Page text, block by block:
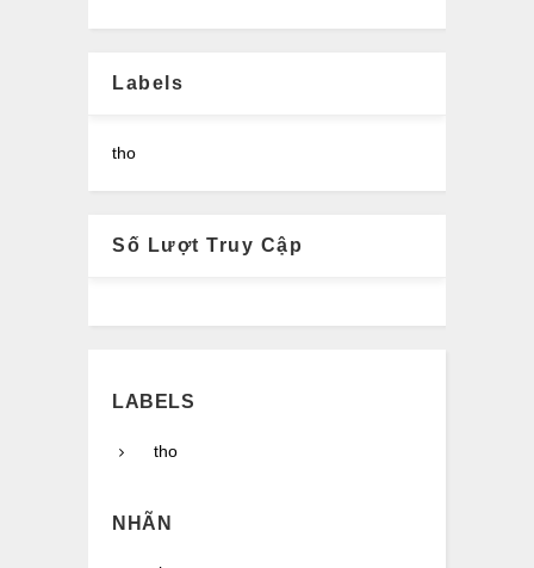
Labels
tho
Số Lượt Truy Cập
LABELS
tho
NHÃN